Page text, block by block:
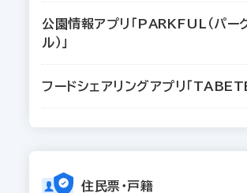
公園情報アプリ「PARKFUL（パー
ル）」
フードシェアリングアプリ「
住民票・戸籍